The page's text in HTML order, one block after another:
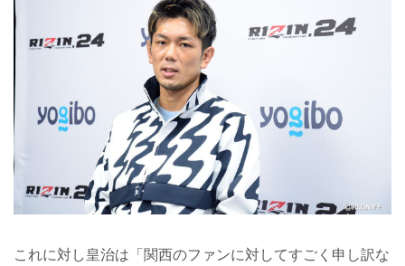
これに対し皇治は「関西のファンに対してすごく申し訳な